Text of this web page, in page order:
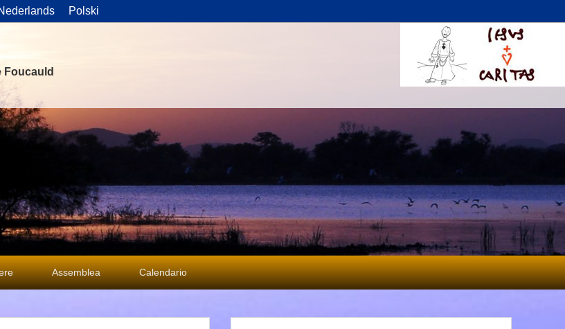
Polski
Foucauld
Assemblea Calendario